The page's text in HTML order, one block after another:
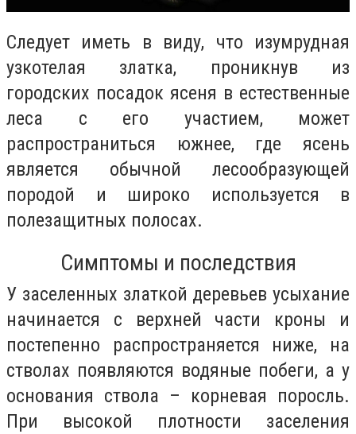
Следует иметь в виду, что изумрудная
узкотелая златка, проникнув из
городских посадок ясеня в естественные
леса с его участием, может
распространиться южнее, где ясень
является обычной лесообразующей
породой и широко используется в
полезащитных полосах.
Симптомы и последствия
У заселенных златкой деревьев усыхание
начинается с верхней части кроны и
постепенно распространяется ниже, на
стволах появляются водяные побеги, а у
основания ствола – корневая поросль.
При высокой плотности заселения